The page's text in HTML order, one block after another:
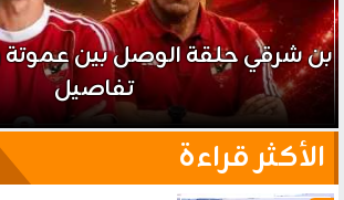
بن شرقي حلقة الوصل بين عموتة
تفاصيل
الأكثر قراءة